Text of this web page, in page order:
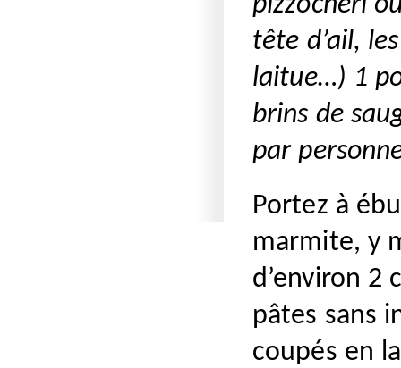
tête d’ail,
laitue…) 1
brins de
par
Portez à
marmite, y
d’environ 2
pâtes sans
coupés en